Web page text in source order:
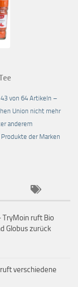
von 64 Artikeln –
Union nicht mehr
anderem
der Marken
TryMoin ruft Bio
Globus zurück
verschiedene